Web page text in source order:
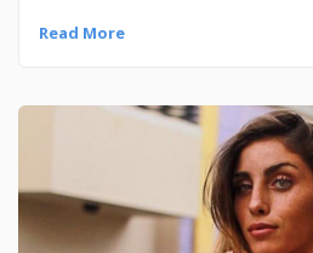
Read More